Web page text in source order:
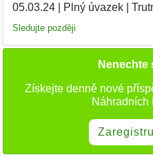
05.03.24| Plný úvazek|
Sledujte později
Nenechte
Získejte denně nové
Náhradních